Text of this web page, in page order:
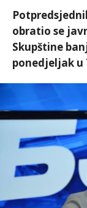
obratio se
Skupštine
ponedjeljak u